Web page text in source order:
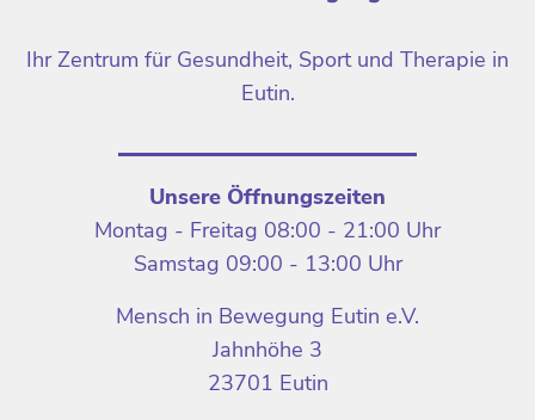
Ihr Zentrum für Gesundheit, Sport und Therapie in
Eutin.
Unsere Öffnungszeiten
Montag - Freitag 08:00 - 21:00 Uhr
Samstag 09:00 - 13:00 Uhr
Mensch in Bewegung Eutin e.V.
Jahnhöhe 3
23701 Eutin